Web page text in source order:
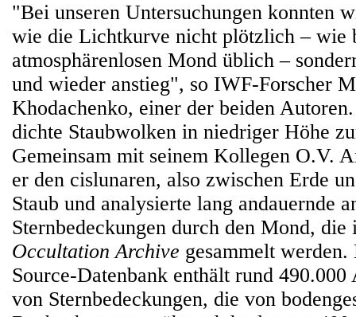
"Bei unseren Untersuchungen konnten
wie die Lichtkurve nicht plötzlich – wie
atmosphärenlosen Mond üblich –
und wieder anstieg", so IWF-Forscher
Khodachenko, einer der beiden
dichte Staubwolken in niedriger Höhe
Gemeinsam mit seinem Kollegen O.V.
er den cislunaren, also zwischen Erde
Staub und analysierte lang andauernde
Sternbedeckungen durch den Mond,
Occultation Archive gesammelt werden.
Source-Datenbank enthält rund
von Sternbedeckungen, die von